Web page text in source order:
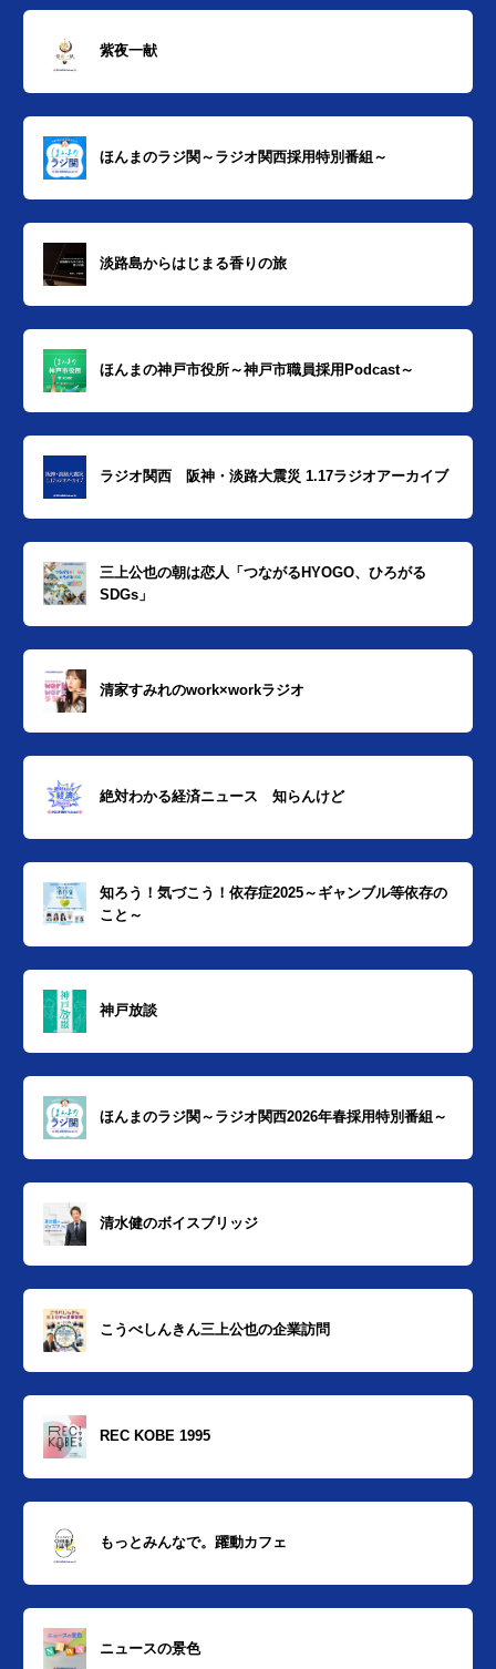
紫夜一献
ほんまのラジ関～ラジオ関西採用特別番組～
淡路島からはじまる香りの旅
ほんまの神戸市役所～神戸市職員採用Podcast～
ラジオ関西 阪神・淡路大震災 1.17ラジオアーカイブ
三上公也の朝は恋人「つながるHYOGO、ひろがる
SDGs」
清家すみれのwork×workラジオ
絶対わかる経済ニュース 知らんけど
知ろう！気づこう！依存症2025～ギャンブル等依存の
こと～
神戸放談
ほんまのラジ関～ラジオ関西2026年春採用特別番組～
清水健のボイスブリッジ
こうべしんきん三上公也の企業訪問
REC KOBE 1995
もっとみんなで。躍動カフェ
ニュースの景色